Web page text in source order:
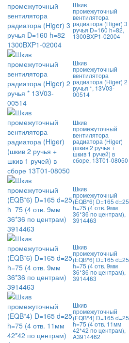
Шкив
промежуточный
вентилятора
радиатора (Higer) 3
ручья D=160 h=82,
1300BXP1-02004
Шкив
промежуточный
вентилятора
радиатора (Higer) 2
ручья *, 13V03-
00514
Шкив
промежуточный
вентилятора
радиатора (Higer)
(шкив 2 ручья +
шкив 1 ручей) в
сборе, 13T01-08050
Шкив
промежуточный
(EQB*6) D=165 d=25
h=75 (4 отв. 9мм
36*36 по центрам),
3914463
Шкив
промежуточный
(EQB*6) D=165 d=25
h=75 (4 отв. 9мм
36*36 по центрам),
3914463
Шкив
промежуточный
(EQB*4) D=165 d=25
h=75 (4 отв. 11мм
42*42 по центрам),
A3914462